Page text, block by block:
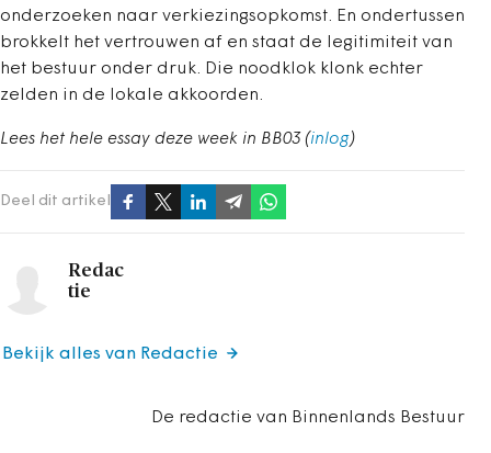
onderzoeken naar verkiezingsopkomst. En ondertussen
brokkelt het vertrouwen af en staat de legitimiteit van
het bestuur onder druk. Die noodklok klonk echter
zelden in de lokale akkoorden.
Lees het hele essay deze week in BB03 (inlog)
Deel dit artikel
Redac
tie
De redactie van Binnenlands Bestuur
Bekijk alles van Redactie